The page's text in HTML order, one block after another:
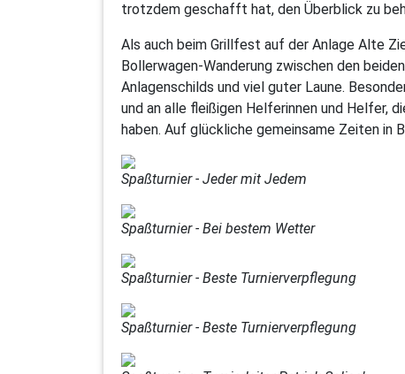
trotzdem geschafft hat, den Überblick zu
Als auch beim Grillfest auf der Anlage Alte
Bollerwagen-Wanderung zwischen den
Anlagenschilds und viel guter Laune.
und an alle fleißigen Helferinnen und Helfer,
haben. Auf glückliche gemeinsame Zeiten in
Spaßturnier - Jeder mit Jedem
Spaßturnier - Bei bestem Wetter
Spaßturnier - Beste Turnierverpflegung
Spaßturnier - Beste Turnierverpflegung